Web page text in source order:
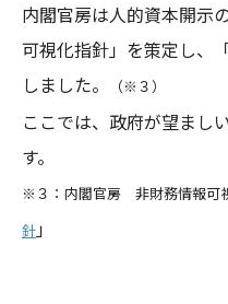
内閣官房は人的資本開示
可視化指針」を策定し、
しました。
（※３）
ここでは、政府が望まし
す。
※３：内閣官房 非財務情報可
針」